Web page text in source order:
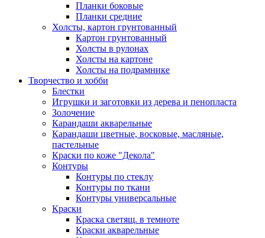
Планки боковые
Планки средние
Холсты, картон грунтованный
Картон грунтованный
Холсты в рулонах
Холсты на картоне
Холсты на подрамнике
Творчество и хобби
Блестки
Игрушки и заготовки из дерева и пенопласта
Золочение
Карандаши акварельные
Карандаши цветные, восковые, масляные,
пастельные
Краски по коже "Декола"
Контуры
Контуры по стеклу
Контуры по ткани
Контуры универсальные
Краски
Краска светящ. в темноте
Краски акварельные